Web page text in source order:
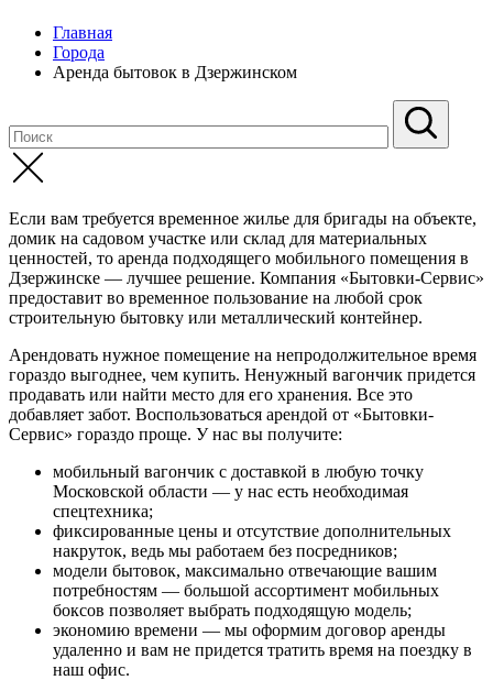
Главная
Города
Аренда бытовок в Дзержинском
Если вам требуется временное жилье для бригады на объекте,
домик на садовом участке или склад для материальных
ценностей, то аренда подходящего мобильного помещения в
Дзержинске — лучшее решение. Компания «Бытовки-Сервис»
предоставит во временное пользование на любой срок
строительную бытовку или металлический контейнер.
Арендовать нужное помещение на непродолжительное время
гораздо выгоднее, чем купить. Ненужный вагончик придется
продавать или найти место для его хранения. Все это
добавляет забот. Воспользоваться арендой от «Бытовки-
Сервис» гораздо проще. У нас вы получите:
мобильный вагончик с доставкой в любую точку
Московской области — у нас есть необходимая
спецтехника;
фиксированные цены и отсутствие дополнительных
накруток, ведь мы работаем без посредников;
модели бытовок, максимально отвечающие вашим
потребностям — большой ассортимент мобильных
боксов позволяет выбрать подходящую модель;
экономию времени — мы оформим договор аренды
удаленно и вам не придется тратить время на поездку в
наш офис.